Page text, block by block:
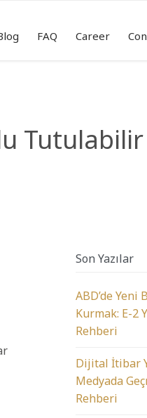
FAQ Career
Son Yazılar
ABD’de Yeni
Kurmak: E-2
Rehberi
Dijital İtibar
Medyada
Rehberi